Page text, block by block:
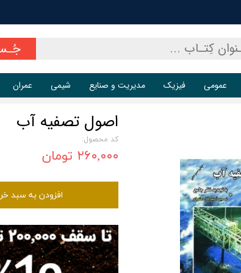
عمومی فیزیک مدیریت و صنایع شیمی عمران
اصول تصفیه آب
کد محصول:
۲۶۰,۰۰۰ تومان
افزودن به سبد